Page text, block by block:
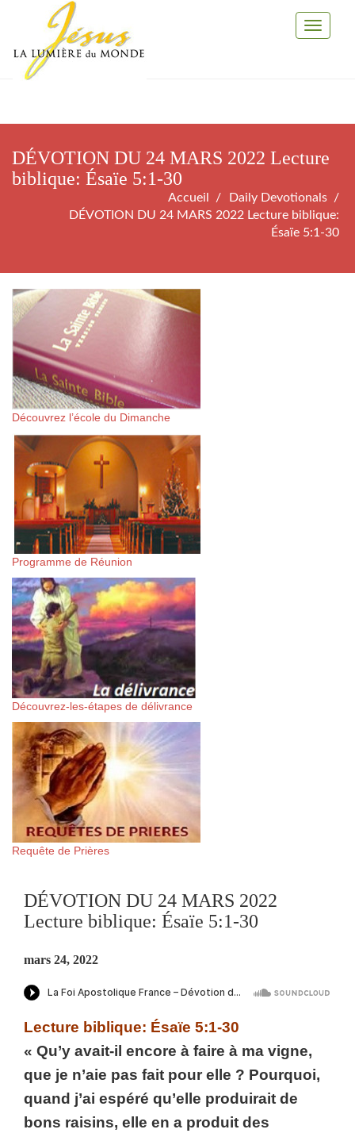
Toggle
DÉVOTION DU 24 MARS 2022 Lecture
biblique: Ésaïe 5:1-30
Accueil
Daily Devotionals
DÉVOTION DU 24 MARS 2022 Lecture biblique:
Ésaïe 5:1-30
Découvrez l’école du Dimanche
Programme de Réunion
Découvrez-les-étapes de délivrance
Requête de Prières
DÉVOTION DU 24 MARS 2022
Lecture biblique: Ésaïe 5:1-30
mars 24, 2022
Lecture biblique: Ésaïe 5:1-30
« Qu’y avait-il encore à faire à ma vigne,
que je n’aie pas fait pour elle ? Pourquoi,
quand j’ai espéré qu’elle produirait de
bons raisins, elle en a produit des